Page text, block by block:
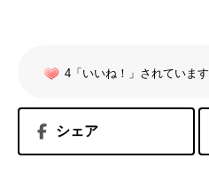
4「いいね！」されています
シェア